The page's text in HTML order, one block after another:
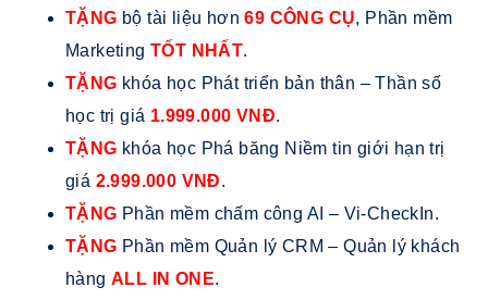
TẶNG bộ tài liệu hơn69 CÔNG CỤ, Phần mềm
MarketingTỐT NHẤT.
TẶNG khóa học Phát triển bản thân – Thần số
học trị giá 1.999.000 VNĐ.
TẶNG khóa học Phá băng Niềm tin giới hạn trị
giá 2.999.000 VNĐ.
TẶNG Phần mềm chấm công AI – Vi-CheckIn.
TẶNG Phần mềm Quản lý CRM – Quản lý khách
hàng ALL IN ONE.